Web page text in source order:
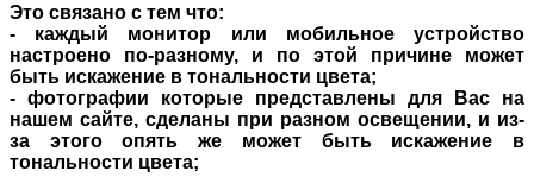
Это связано с тем что:
- каждый монитор или мобильное устройство
настроено по-разному, и по этой причине может
быть искажение в тональности цвета;
- фотографии которые представлены для Вас на
нашем сайте, сделаны при разном освещении, и из-
за этого опять же может быть искажение в
тональности цвета;